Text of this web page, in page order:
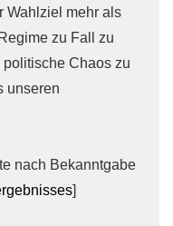
Wahlziel mehr als
zu Fall zu
Chaos zu
unseren
nach Bekanntgabe
]